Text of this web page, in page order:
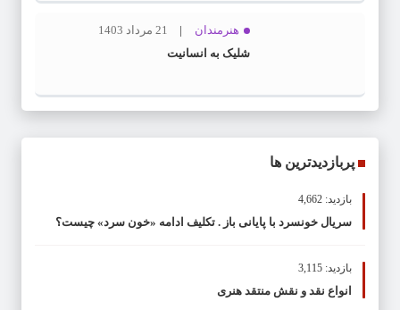
هنرمندان
21 مرداد 1403
شلیک به انسانیت
پربازدیدترین ها
بازدید: 4,662
سریال خونسرد با پایانی باز . تکلیف ادامه «خون سرد» چیست؟
بازدید: 3,115
انواع نقد و نقش منتقد هنری